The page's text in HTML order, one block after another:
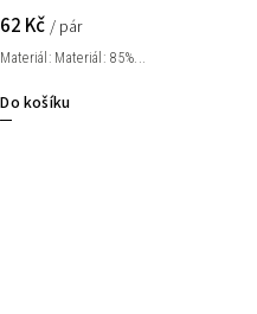
62 Kč/ pár
Do košíku
Materiál: Materiál: 85%...